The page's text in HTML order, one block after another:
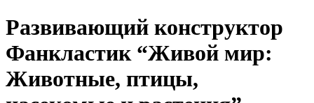
Развивающий конструктор
Фанкластик “Живой мир:
Животные, птицы,